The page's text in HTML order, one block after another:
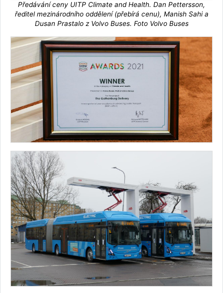
Předávání ceny UITP Climate and Health. Dan Pettersson,
ředitel mezinárodního oddělení (přebírá cenu), Manish Sahi a
Dusan Prastalo z Volvo Buses. Foto Volvo Buses